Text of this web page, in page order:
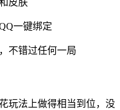
一键绑定
不错过任何一局
玩法上做得相当到位，没